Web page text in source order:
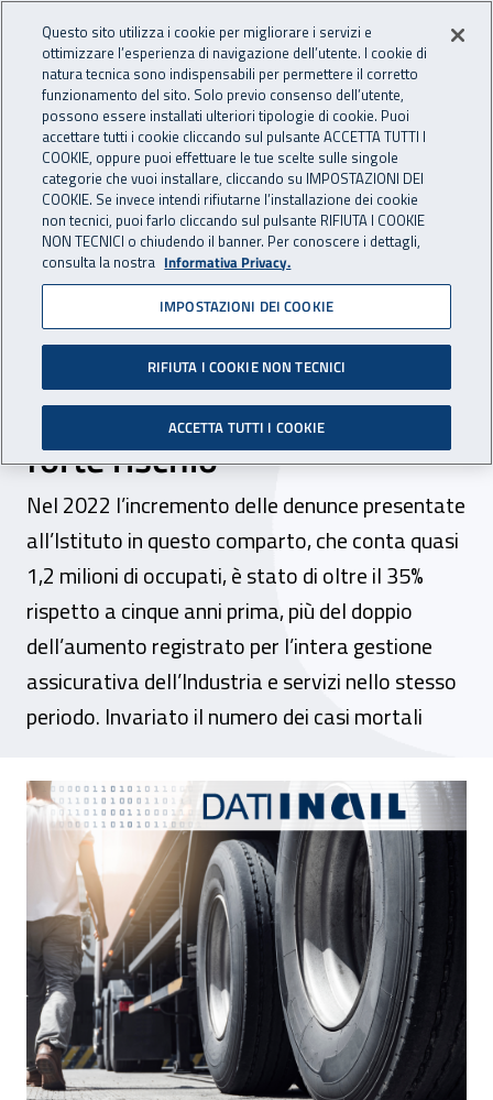
INAIL - Istituto Nazionale
Apri cerca
Navigazione principale
Navigazione - Ti trovi in:
Home Inail comunica News
01 ottobre 2024
Infortuni nei trasporti, nel
nuovo numero di Dati Inail
l’analisi di un settore a
forte rischio
Nel 2022 l’incremento delle denunce presentate
all’Istituto in questo comparto, che conta quasi
1,2 milioni di occupati, è stato di oltre il 35%
rispetto a cinque anni prima, più del doppio
dell’aumento registrato per l’intera gestione
assicurativa dell’Industria e servizi nello stesso
periodo. Invariato il numero dei casi mortali
Infortuni nei trasporti, nel nuovo
Questo sito utilizza i cookie per migliorare i servizi e
ottimizzare l’esperienza di navigazione dell’utente. I cookie di
natura tecnica sono indispensabili per permettere il corretto
funzionamento del sito. Solo previo consenso dell’utente,
possono essere installati ulteriori tipologie di cookie. Puoi
accettare tutti i cookie cliccando sul pulsante ACCETTA TUTTI I
COOKIE, oppure puoi effettuare le tue scelte sulle singole
categorie che vuoi installare, cliccando su IMPOSTAZIONI DEI
COOKIE. Se invece intendi rifiutarne l’installazione dei cookie
non tecnici, puoi farlo cliccando sul pulsante RIFIUTA I COOKIE
NON TECNICI o chiudendo il banner. Per conoscere i dettagli,
consulta la nostra Informativa Privacy.
IMPOSTAZIONI DEI COOKIE
RIFIUTA I COOKIE NON TECNICI
ACCETTA TUTTI I COOKIE